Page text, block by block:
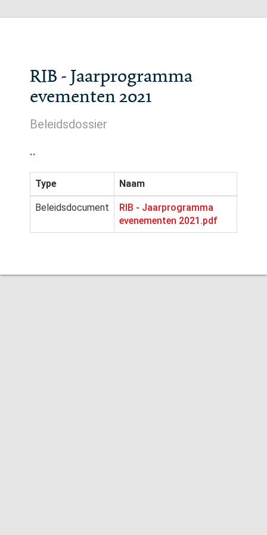
RIB - Jaarprogramma
evementen 2021
Beleidsdossier
..
Type Naam
Beleidsdocument
RIB - Jaarprogramma
evenementen 2021.pdf